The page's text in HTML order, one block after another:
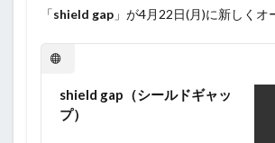
「shield gap 」が4月22日(月)に新しくオ
shield gap（シールドギャッ
プ）